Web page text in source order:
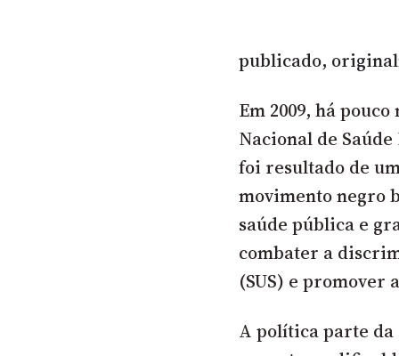
publicado,
Em 2009, há
Nacional de
foi resultado de
movimento negro
saúde pública e
combater a
(SUS) e promover
A política parte da